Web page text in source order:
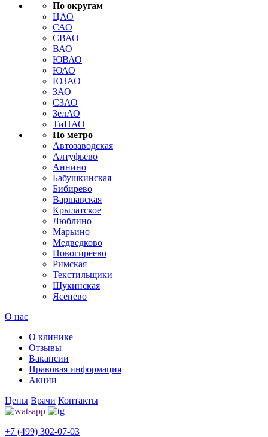
По округам
ЦАО
САО
СВАО
ВАО
ЮВАО
ЮАО
ЮЗАО
ЗАО
СЗАО
ЗелАО
ТиНАО
По метро
Автозаводская
Алтуфьево
Аннино
Бабушкинская
Бибирево
Варшавская
Крылатское
Люблино
Марьино
Медведково
Новогиреево
Римская
Текстильщики
Щукинская
Ясенево
О нас
О клинике
Отзывы
Вакансии
Правовая информация
Акции
Цены Врачи Контакты
+7 (499) 302-07-03